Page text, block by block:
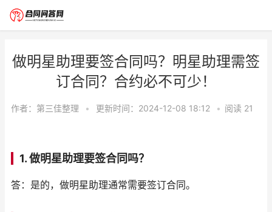
做明星助理要签合同吗？明星助理需签
订合同？合约必不可少！
作者： 第三佳整理 • 更新时间：2024-12-08 18:12 • 阅读 21
1. 做明星助理要签合同吗？
答：是的，做明星助理通常需要签订合同。